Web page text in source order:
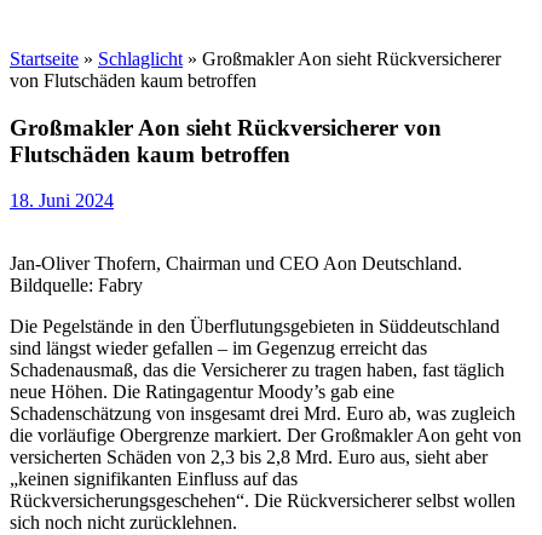
Startseite » Schlaglicht » Großmakler Aon sieht Rückversicherer
von Flutschäden kaum betroffen
Großmakler Aon sieht Rückversicherer von
Flutschäden kaum betroffen
18. Juni 2024
Jan-Oliver Thofern, Chairman und CEO Aon Deutschland.
Bildquelle: Fabry
Die Pegelstände in den Überflutungsgebieten in Süddeutschland
sind längst wieder gefallen – im Gegenzug erreicht das
Schadenausmaß, das die Versicherer zu tragen haben, fast täglich
neue Höhen. Die Ratingagentur Moody’s gab eine
Schadenschätzung von insgesamt drei Mrd. Euro ab, was zugleich
die vorläufige Obergrenze markiert. Der Großmakler Aon geht von
versicherten Schäden von 2,3 bis 2,8 Mrd. Euro aus, sieht aber
„keinen signifikanten Einfluss auf das
Rückversicherungsgeschehen“. Die Rückversicherer selbst wollen
sich noch nicht zurücklehnen.